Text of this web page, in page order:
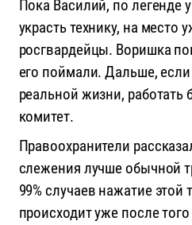
Пока Василий, по легенде
украсть технику, на место
росгвардейцы. Воришка
его поймали. Дальше, если
реальной жизни, работать
комитет.
Правоохранители
слежения лучше обычной
99% случаев нажатие
происходит уже после